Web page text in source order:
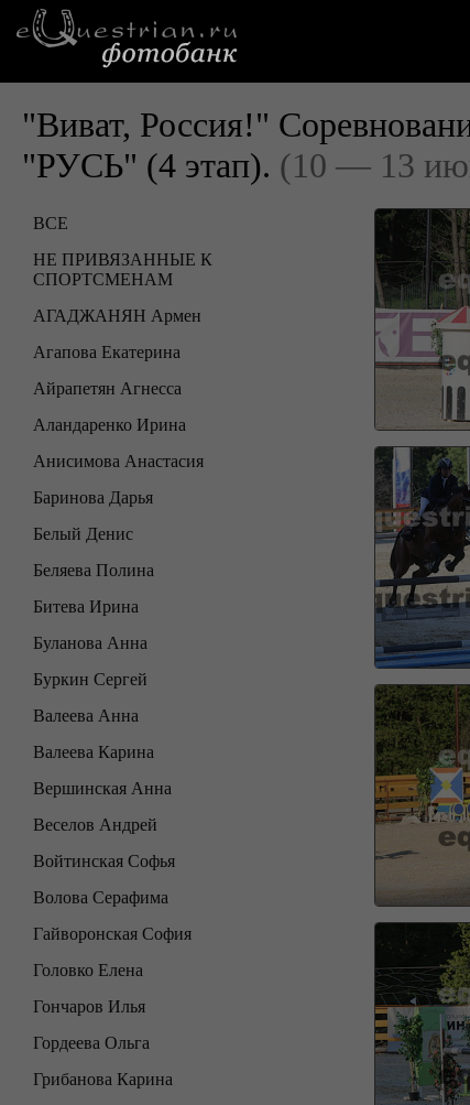
"Виват, Россия!"
"РУСЬ" (4 этап). (10 — 13
ВСЕ
НЕ ПРИВЯЗАННЫЕ К
СПОРТСМЕНАМ
АГАДЖАНЯН Армен
Агапова Екатерина
Айрапетян Агнесса
Аландаренко Ирина
Анисимова Анастасия
Баринова Дарья
Белый Денис
Беляева Полина
Битева Ирина
Буланова Анна
Буркин Сергей
Валеева Анна
Валеева Карина
Вершинская Анна
Веселов Андрей
Войтинская Софья
Волова Серафима
Гайворонская София
Головко Елена
Гончаров Илья
Гордеева Ольга
Грибанова Карина